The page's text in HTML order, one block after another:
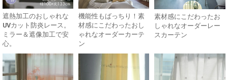
遮熱加工のおしゃれな
UVカット防炎レース。
ミラー＆遮像加工で安
心。
機能性もばっちり！素
材感にこだわったおし
ゃれなオーダーカーテ
ン
素材感にこだわったお
しゃれなオーダーレー
スカーテン